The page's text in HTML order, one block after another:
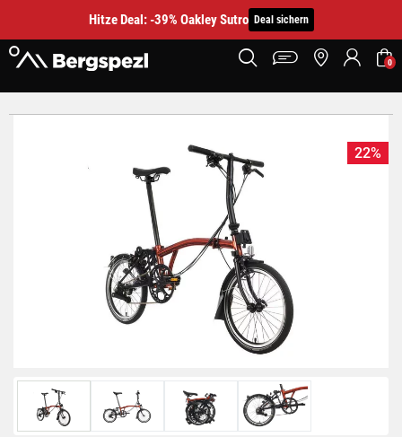
Hitze Deal: -39% Oakley Sutro Deal sichern
0
22%